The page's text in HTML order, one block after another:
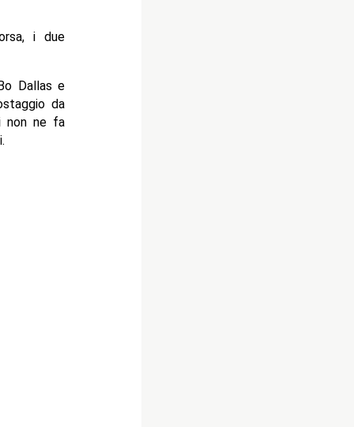
i due
Dallas e
da
non ne fa